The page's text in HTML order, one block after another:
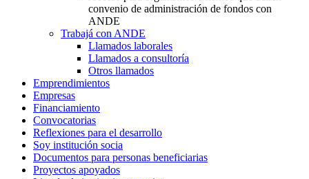
convenio de administración de fondos con
ANDE
Trabajá con ANDE
Llamados laborales
Llamados a consultoría
Otros llamados
Emprendimientos
Empresas
Financiamiento
Convocatorias
Reflexiones para el desarrollo
Soy institución socia
Documentos para personas beneficiarias
Proyectos apoyados